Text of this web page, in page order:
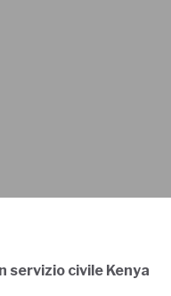
servizio civile Kenya